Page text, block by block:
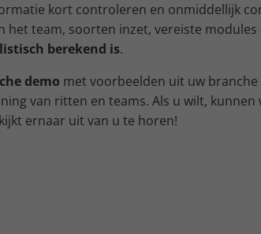
kort controleren en onmiddellijk
team, soorten inzet, vereiste
berekend is.
demo met voorbeelden uit uw
van ritten en teams. Als u wilt,
ernaar uit van u te horen!